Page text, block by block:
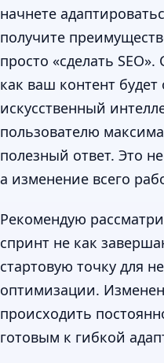
начнете
получите
просто «сделать
как ваш контент
искусственный
пользователю
полезный ответ. Это
а изменение всего
Рекомендую
спринт не как
стартовую точку для
оптимизации.
происходить
готовым к гибкой